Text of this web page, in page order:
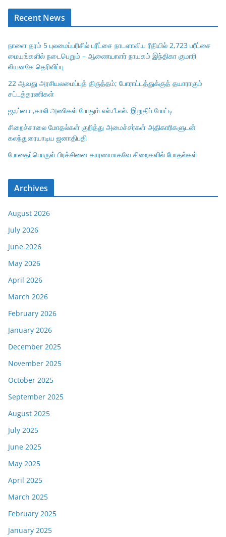
Recent News
நாளை தரம் 5 புலமைப்பரிசில் பரீட்சை நாடளாவிய ரீதியில் 2,723 பரீட்சை
மையங்களில் நடைபெறும் – ஆணையாளர் நாயகம் இந்திகா குமாரி
லியனகே தெரிவிப்பு
22 ஆவது அரசியலமைப்புத் திருத்தம்; போராட்டத்துக்குத் தயாராகும்
சட்டத்தரணிகள்
ஜஃப்னா ,காலி அணிகள் போதும் எல்.பீ.எல். இறுதிப் போட்டி
சிறைச்சாலை மோதல்கள் குறித்து அமைச்சர்கள் அதிகாரிகளுடன்
கலந்துரையாடிய ஜனாதிபதி
போதைப்பொருள் பிரச்சினை காரணமாகவே சிறைகளில் போதல்கள்
Archives
August 2026
July 2026
June 2026
May 2026
April 2026
March 2026
February 2026
January 2026
December 2025
November 2025
October 2025
September 2025
August 2025
July 2025
June 2025
May 2025
April 2025
March 2025
February 2025
January 2025